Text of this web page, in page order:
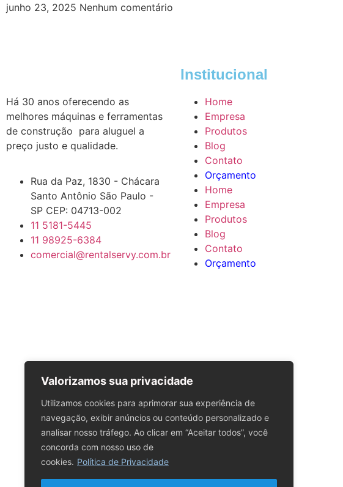
Valorizamos sua privacidade
Utilizamos cookies para aprimorar sua experiência de
navegação, exibir anúncios ou conteúdo personalizado e
analisar nosso tráfego. Ao clicar em “Aceitar todos”, você
concorda com nosso uso de
cookies. Política de Privacidade
junho 23, 2025 Nenhum comentário
Há 30 anos oferecendo as
melhores máquinas e ferramentas
de construção para aluguel a
preço justo e qualidade.
Rua da Paz, 1830 - Chácara
Santo Antônio São Paulo -
SP CEP: 04713-002
11 5181-5445
11 98925-6384
comercial@rentalservy.com.br
Institucional
Home
Empresa
Produtos
Blog
Contato
Orçamento
Home
Empresa
Produtos
Blog
Contato
Orçamento